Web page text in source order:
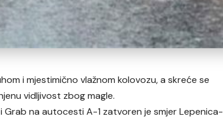
i mjestimično vlažnom kolovozu, a skreće se
vidljivost zbog magle.
Grab na autocesti A-1 zatvoren je smjer Lepenica-